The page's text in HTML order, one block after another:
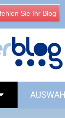
Sie Ihr Blog